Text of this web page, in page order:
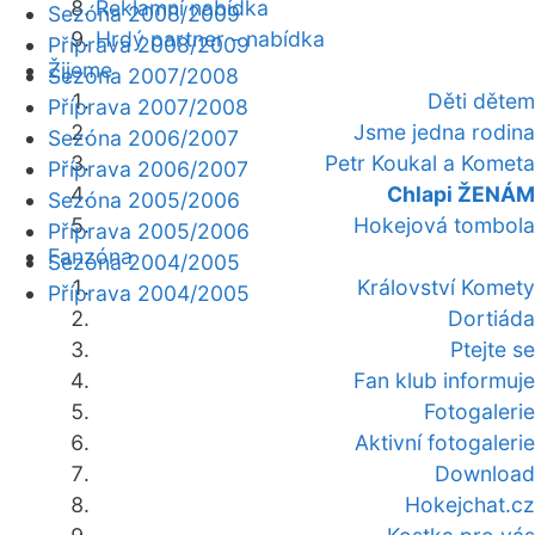
Reklamní nabídka
Hrdý partner - nabídka
Žijeme
Děti dětem
Jsme jedna rodina
Petr Koukal a Kometa
Chlapi ŽENÁM
Hokejová tombola
Fanzóna
Království Komety
Dortiáda
Ptejte se
Fan klub informuje
Fotogalerie
Aktivní fotogalerie
Download
Hokejchat.cz
Sezóna 2008/2009
Příprava 2008/2009
Sezóna 2007/2008
Příprava 2007/2008
Sezóna 2006/2007
Příprava 2006/2007
Sezóna 2005/2006
Příprava 2005/2006
Sezóna 2004/2005
Příprava 2004/2005